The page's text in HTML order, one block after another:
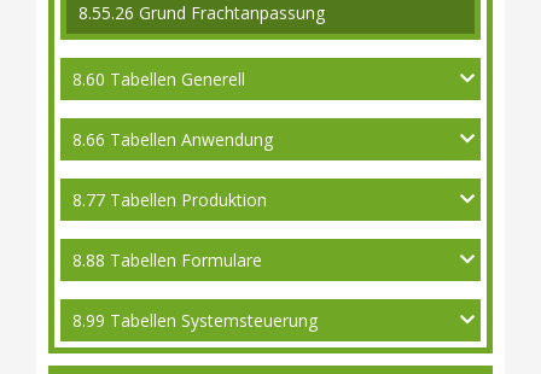
8.55.26 Grund Frachtanpassung
8.60 Tabellen Generell
8.66 Tabellen Anwendung
8.77 Tabellen Produktion
8.88 Tabellen Formulare
8.99 Tabellen Systemsteuerung